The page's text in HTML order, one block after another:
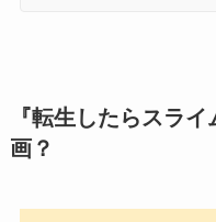
『転生したらスラ
画？